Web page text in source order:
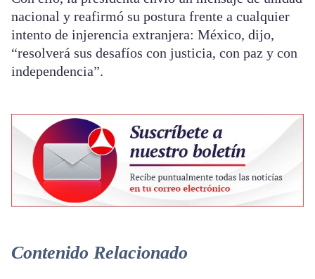
nacional y reafirmó su postura frente a cualquier
intento de injerencia extranjera: México, dijo,
“resolverá sus desafíos con justicia, con paz y con
independencia”.
Contenido Relacionado